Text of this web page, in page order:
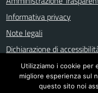
Informativa privacy
Note legali
Dichiarazione di
Mappa del sito
Utilizziamo i cookie per
migliore esperienza sul
questo sito noi